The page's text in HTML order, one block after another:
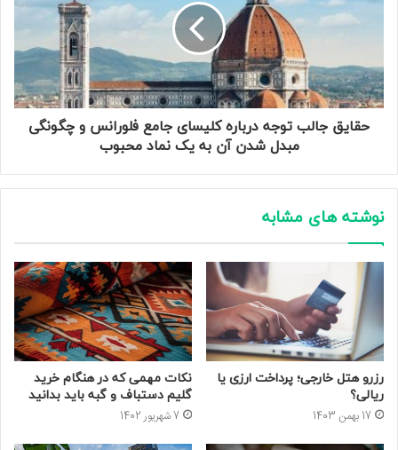
حقایق جالب توجه درباره کلیسای جامع فلورانس و چگونگی
مبدل شدن آن به یک نماد محبوب
نوشته های مشابه
رزرو هتل خارجی؛ پرداخت ارزی یا
ریالی؟
17 بهمن 1403
نکات مهمی که در هنگام خرید
گلیم دستباف و گبه باید بدانید
7 شهریور 1402